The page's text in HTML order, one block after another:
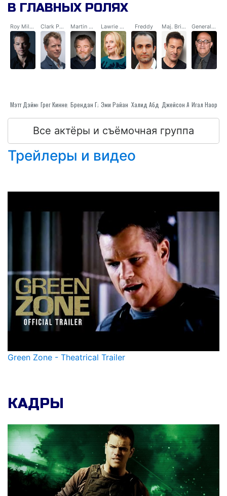
во что бы то ни стало навести порядок в
нестабильном регионе?
В ГЛАВНЫХ РОЛЯХ
Roy Miller
Мэтт Дэймон
Clark Poundstone
Грег Киннер
Martin Brown
Брендан Глисон
Lawrie Dayne
Эми Райан
Freddy
Халид Абдалла
Maj. Briggs
Джейсон Айзекс
General Al Rawi
Игал Наор
Все актёры и съёмочная группа
Трейлеры и видео
Green Zone - Theatrical Trailer
КАДРЫ